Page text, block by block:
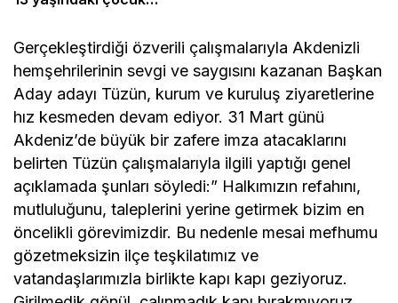
Gerçekleştirdiği özverili çalışmalarıyla Akdenizli
hemşehrilerinin sevgi ve saygısını kazanan Başkan
Aday adayı Tüzün, kurum ve kuruluş ziyaretlerine
hız kesmeden devam ediyor. 31 Mart günü
Akdeniz’de büyük bir zafere imza atacaklarını
belirten Tüzün çalışmalarıyla ilgili yaptığı genel
açıklamada şunları söyledi:” Halkımızın refahını,
mutluluğunu, taleplerini yerine getirmek bizim en
öncelikli görevimizdir. Bu nedenle mesai mefhumu
gözetmeksizin ilçe teşkilatımız ve
vatandaşlarımızla birlikte kapı kapı geziyoruz.